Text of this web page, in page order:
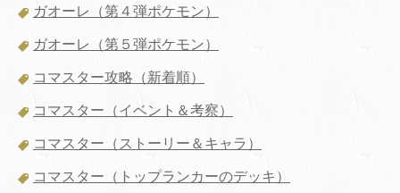
ガオーレ（第４弾ポケモン）
ガオーレ（第５弾ポケモン）
コマスター攻略（新着順）
コマスター（イベント＆考察）
コマスター（ストーリー＆キャラ）
コマスター（トップランカーのデッキ）